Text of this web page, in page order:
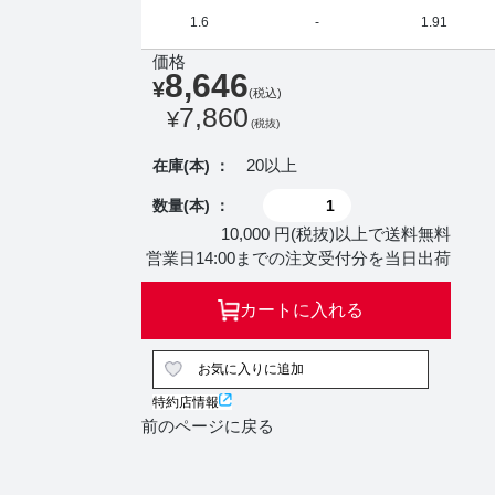
1.6 - 1.91
価格
¥8,646(税込)
¥7,860 (税抜)
在庫(本) ： 20以上
数量(本) ：
10,000 円(税抜)以上で送料無料
営業日14:00までの注文受付分を当日出荷
カートに入れる
お気に入りに追加
特約店情報
前のページに戻る